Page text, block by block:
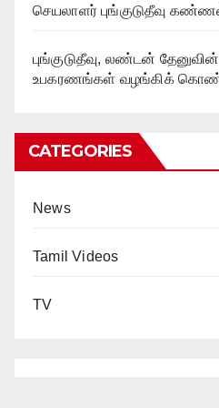
செயலாளர் புங்குடுதீவு
புங்குடுதீவு, லண்டன்
உபகரணங்கள் வழங்கிக்
CATEGORIES
News
Tamil Videos
TV